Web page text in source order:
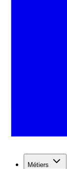
Métiers